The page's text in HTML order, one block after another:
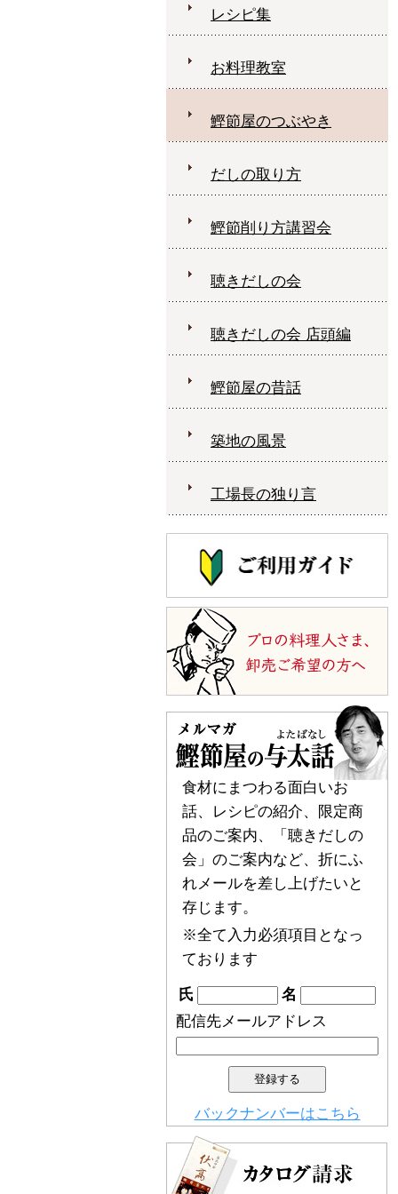
レシピ集
お料理教室
鰹節屋のつぶやき
だしの取り方
鰹節削り方講習会
聴きだしの会
聴きだしの会 店頭編
鰹節屋の昔話
築地の風景
工場長の独り言
食材にまつわる面白いお
話、レシピの紹介、限定商
品のご案内、「聴きだしの
会」のご案内など、折にふ
れメールを差し上げたいと
存じます。
※全て入力必須項目となっ
ております
氏
名
配信先メールアドレス
バックナンバーはこちら